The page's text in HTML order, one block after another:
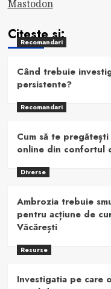
Mastodon
Citeste si:
Recomandari
Când trebuie
persistente?
Recomandari
Cum să te
online din confortul
Diverse
Ambrozia trebuie
pentru acțiune de
Văcărești
Resurse
Investigatia pe care